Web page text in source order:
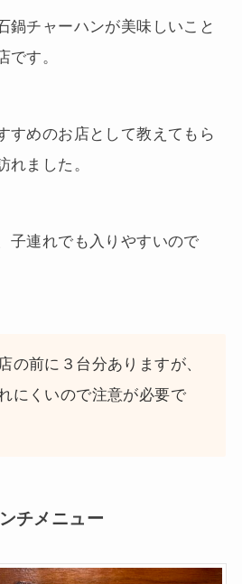
鍋チャーハンが美味しいこと
です。
すめのお店として教えてもら
れました。
子連れでも入りやすいので
の前に３台分ありますが、
にくいので注意が必要で
チメニュー